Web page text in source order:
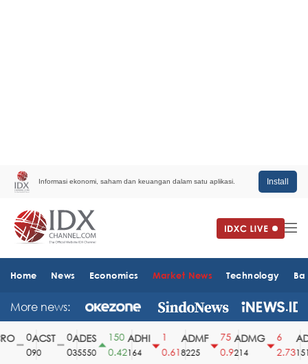
Informasi ekonomi, saham dan keuangan dalam satu aplikasi. Install
Home News Economics Market News Technology
More news:
ACST
90
ADES
35550
150
0.42
ADHI
164
0.61
ADMF
8225
75
0.9
ADMG
214
2.731510